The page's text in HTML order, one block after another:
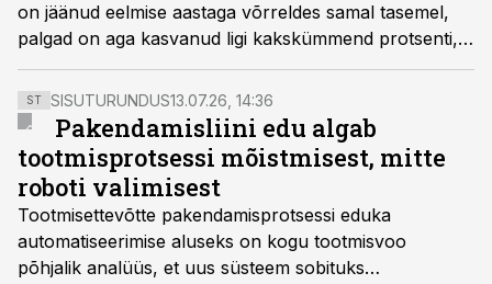
on jäänud eelmise aastaga võrreldes samal tasemel,
palgad on aga kasvanud ligi kakskümmend protsenti,
selgub Äripäeva Infopanga värskest puidutööstuse
konkurentsiraportist.
ST SISUTURUNDUS13.07.26, 14:36
Pakendamisliini edu algab
tootmisprotsessi mõistmisest, mitte
roboti valimisest
Tootmisettevõtte pakendamisprotsessi eduka
automatiseerimise aluseks on kogu tootmisvoo
põhjalik analüüs, et uus süsteem sobituks